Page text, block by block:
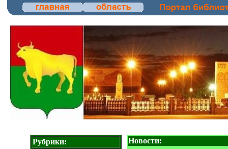
Рубрики: Новости: